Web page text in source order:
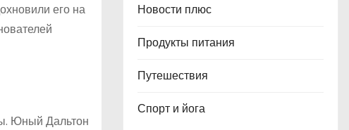
его на
Юный Дальтон
Новости плюс
Продукты питания
Путешествия
Спорт и йога